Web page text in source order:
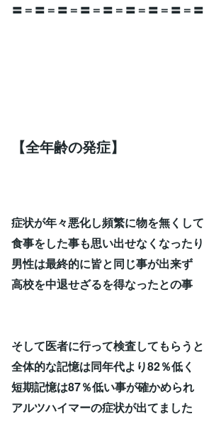
〓＝〓＝〓＝〓＝〓＝〓＝〓＝〓＝〓
【全年齢の発症】
症状が年々悪化し頻繁に物を無くして
食事をした事も思い出せなくなったり
男性は最終的に皆と同じ事が出来ず
高校を中退せざるを得なったとの事
そして医者に行って検査してもらうと
全体的な記憶は同年代より82％低く
短期記憶は87％低い事が確かめられ
アルツハイマーの症状が出てました